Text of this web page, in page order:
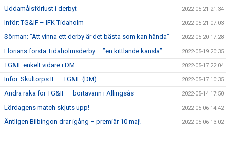
Uddamålsförlust i derbyt 2022-05-21 21:34
Inför: TG&IF – IFK Tidaholm 2022-05-21 07:03
Sörman: ”Att vinna ett derby är det bästa som kan hända” 2022-05-20 17:28
Florians första Tidaholmsderby – ”en kittlande känsla” 2022-05-19 20:35
TG&IF enkelt vidare i DM 2022-05-17 22:04
Inför: Skultorps IF – TG&IF (DM) 2022-05-17 10:35
Andra raka för TG&IF – bortavann i Allingsås 2022-05-14 17:50
Lördagens match skjuts upp! 2022-05-06 14:42
Äntligen Bilbingon drar igång – premiär 10 maj! 2022-05-06 13:02